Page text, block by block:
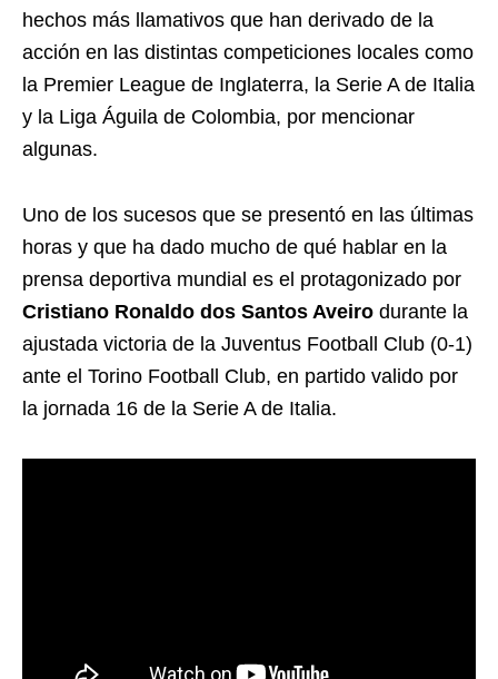
hechos más llamativos que han derivado de la
acción en las distintas competiciones locales como
la Premier League de Inglaterra, la Serie A de Italia
y la Liga Águila de Colombia, por mencionar
algunas.
Uno de los sucesos que se presentó en las últimas
horas y que ha dado mucho de qué hablar en la
prensa deportiva mundial es el protagonizado por
Cristiano Ronaldo dos Santos Aveiro durante la
ajustada victoria de la Juventus Football Club (0-1)
ante el Torino Football Club, en partido valido por
la jornada 16 de la Serie A de Italia.